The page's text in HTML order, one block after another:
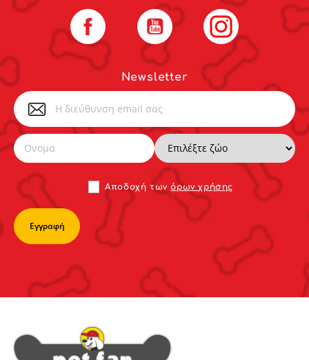
Newsletter
Αποδoχή τωνόρων χρήσης
Facebook YouTube Instagram